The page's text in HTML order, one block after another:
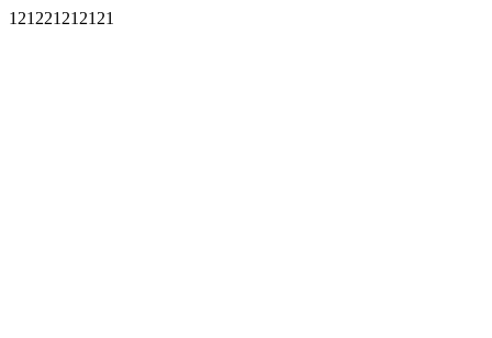
121221212121